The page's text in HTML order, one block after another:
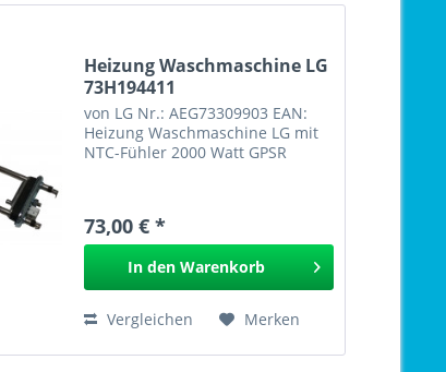
Heizung Waschmaschine LG
73H194411
von LG Nr.: AEG73309903 EAN:
Heizung Waschmaschine LG mit
NTC-Fühler 2000 Watt GPSR
73,00 € *
In den Warenkorb
Vergleichen Merken